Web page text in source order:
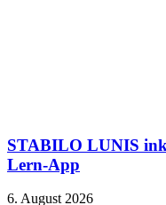
STABILO LUNIS
Lern-App
6. August 2026